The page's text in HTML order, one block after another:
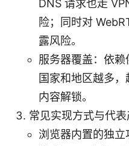
DNS 请求也走
险；同时对
露风险。
服务器覆盖：依
国家和地区越多
内容解锁。
常见实现方式与代表
浏览器内置的独